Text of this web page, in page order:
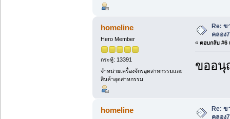
homeline
Hero Member
กระทู้: 13391
จำหน่ายเครื่องจักรอุตสาหกรรมและ
สินค้าอุตสาหกรรม
Re:
คลอง
« ตอบกลับ #6
ขออนุ
homeline
Re: ข
คลอง